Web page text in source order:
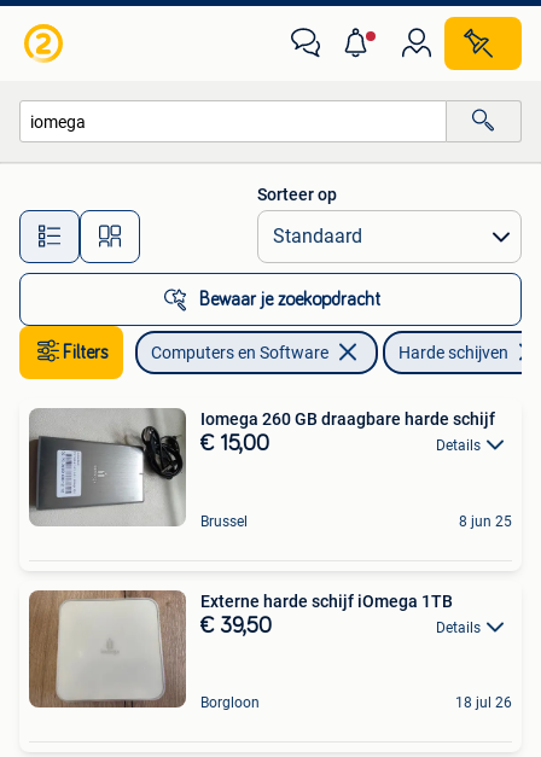
Alle afstanden…
Sorteer op
Bewaar je zoekopdracht
Filters Computers en Software Harde schijven
Iomega 260 GB draagbare harde schijf
€ 15,00 Details
Brussel 8 jun 25
Externe harde schijf iOmega 1TB
€ 39,50 Details
Borgloon 18 jul 26